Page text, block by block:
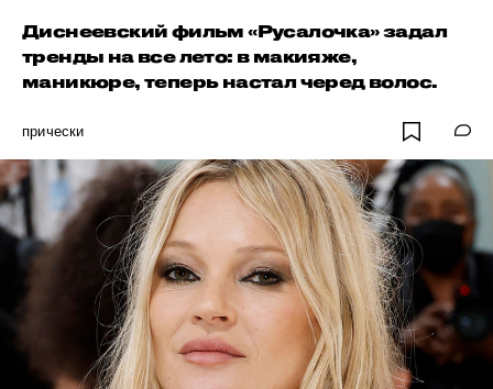
Диснеевский фильм «Русалочка» задал
тренды на все лето: в макияже,
маникюре, теперь настал черед волос.
прически